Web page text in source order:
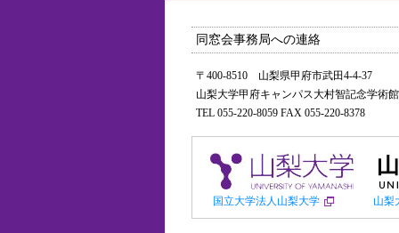
同窓会事務局への連絡
〒400-8510 山梨県甲府市武田4-4-37
山梨大学甲府キャンパス大村智記念学術
TEL 055-220-8059 FAX 055-220-8378
国立大学法人山梨大学 山梨